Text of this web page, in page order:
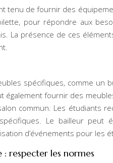
tenu de fournir des
pour répondre aux
La présence de ces
spécifiques, comme un
fournir des
commun. Les étudiants
Le bailleur peut
d’événements pour les
respecter les normes